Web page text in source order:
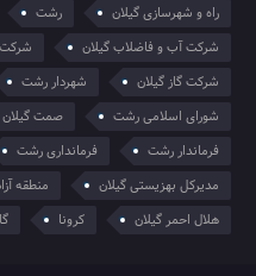
راه و شهرسازی گیلان
رشت
شرکت آب و فاضلاب گیلان
شرکت
شرکت گاز گیلان
شهردار رشت
شورای اسلامی رشت
صمت گیلان
فرماندار رشت
فرمانداری رشت
مدیرکل بهزیستی گیلان
منطقه
هلال احمر گیلان
کرونا